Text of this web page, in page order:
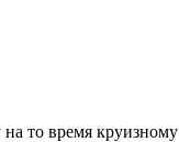
то время круизному